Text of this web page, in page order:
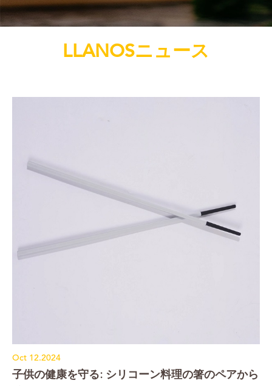
LLANOSニュース
Oct 12.2024
子供の健康を守る: シリコーン料理の箸のペアから